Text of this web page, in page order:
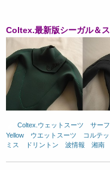
Coltex.最新版シーガル＆
Coltex.ウェットスーツ サー
Yellow
ウエットスーツ コルテ
ミス
ドリントン 波情報 湘南